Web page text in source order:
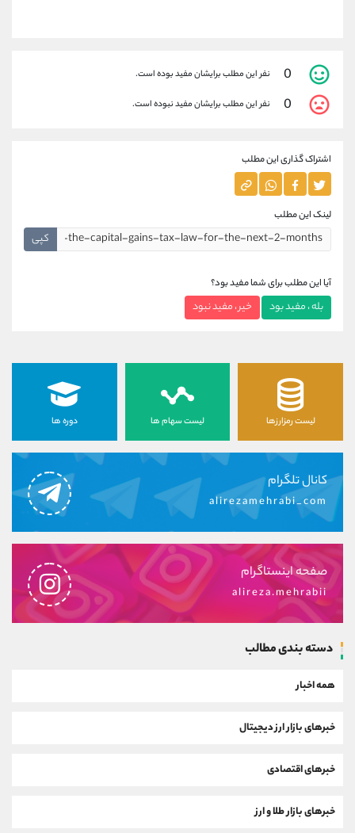
0 نفر این مطلب برایشان مفید بوده است.
0 نفر این مطلب برایشان مفید نبوده است.
اشتراک گذاری این مطلب
لینک این مطلب
کپی
آیا این مطلب برای شما مفید بود؟
بله ، مفید بود خیر ، مفید نبود
لیست رمزارزها لیست سهام ها دوره ها
کانال تلگرام
alirezamehrabi_com
صفحه اینستاگرام
alireza.mehrabii
دسته بندی مطالب
همه اخبار
خبرهای بازار ارز دیجیتال
خبرهای اقتصادی
خبرهای بازار طلا و ارز